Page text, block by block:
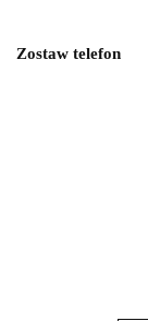
Zostaw telefon